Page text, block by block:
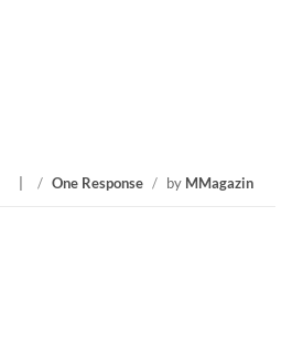
/ One Response / by MMagazin